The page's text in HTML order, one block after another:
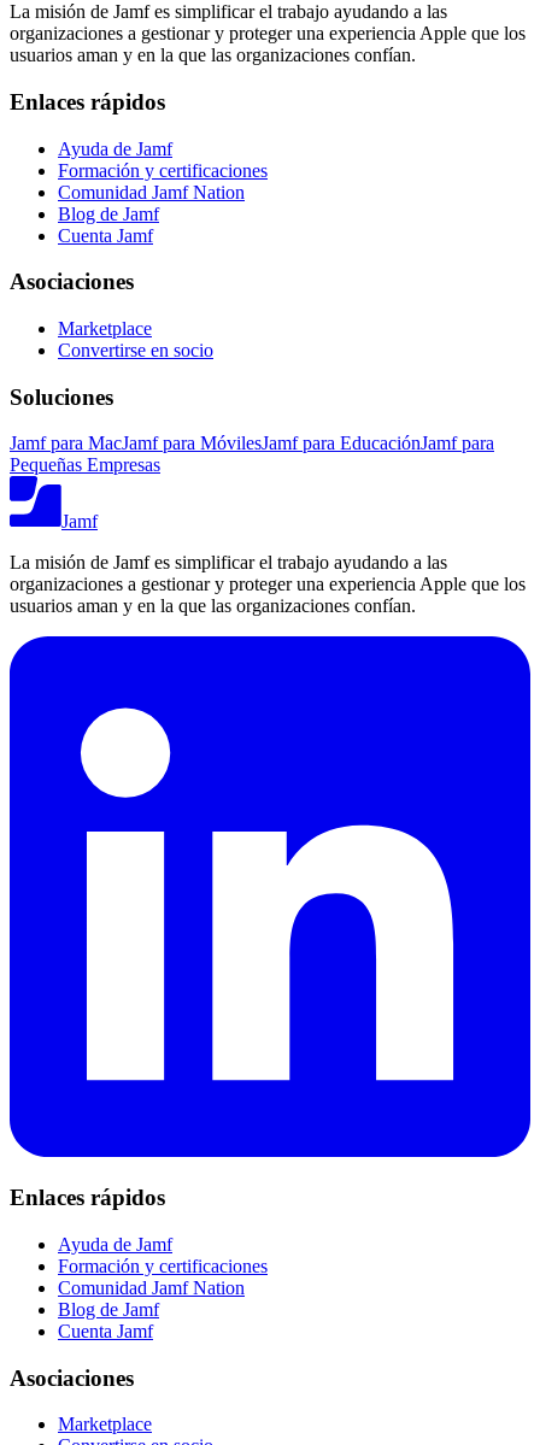
La misión de Jamf es simplificar el trabajo ayudando a las
organizaciones a gestionar y proteger una experiencia Apple que los
usuarios aman y en la que las organizaciones confían.
Enlaces rápidos
Ayuda de Jamf
Formación y certificaciones
Comunidad Jamf Nation
Blog de Jamf
Cuenta Jamf
Asociaciones
Marketplace
Convertirse en socio
Soluciones
Jamf para MacJamf para MóvilesJamf para EducaciónJamf para
Pequeñas Empresas
Jamf
La misión de Jamf es simplificar el trabajo ayudando a las
organizaciones a gestionar y proteger una experiencia Apple que los
usuarios aman y en la que las organizaciones confían.
Enlaces rápidos
Ayuda de Jamf
Formación y certificaciones
Comunidad Jamf Nation
Blog de Jamf
Cuenta Jamf
Asociaciones
Marketplace